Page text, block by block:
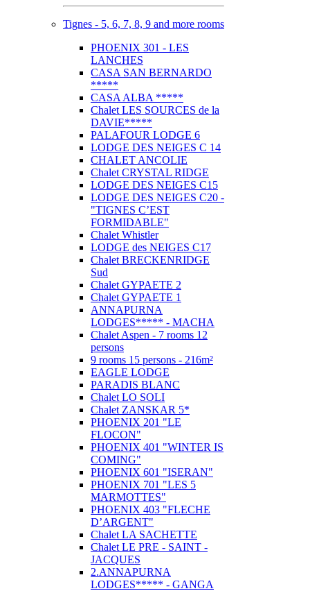
Tignes - 5, 6, 7, 8, 9 and more rooms
PHOENIX 301 - LES
LANCHES
CASA SAN BERNARDO
*****
CASA ALBA *****
Chalet LES SOURCES de la
DAVIE*****
PALAFOUR LODGE 6
LODGE DES NEIGES C 14
CHALET ANCOLIE
Chalet CRYSTAL RIDGE
LODGE DES NEIGES C15
LODGE DES NEIGES C20 -
"TIGNES C’EST
FORMIDABLE"
Chalet Whistler
LODGE des NEIGES C17
Chalet BRECKENRIDGE
Sud
Chalet GYPAETE 2
Chalet GYPAETE 1
ANNAPURNA
LODGES***** - MACHA
Chalet Aspen - 7 rooms 12
persons
9 rooms 15 persons - 216m²
EAGLE LODGE
PARADIS BLANC
Chalet LO SOLI
Chalet ZANSKAR 5*
PHOENIX 201 "LE
FLOCON"
PHOENIX 401 "WINTER IS
COMING"
PHOENIX 601 "ISERAN"
PHOENIX 701 "LES 5
MARMOTTES"
PHOENIX 403 "FLECHE
D’ARGENT"
Chalet LA SACHETTE
Chalet LE PRE - SAINT -
JACQUES
2.ANNAPURNA
LODGES***** - GANGA